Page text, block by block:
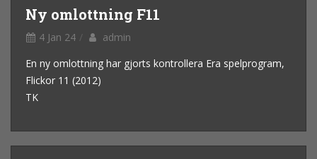
Ny omlottning F11
4 Jan 24
admin
En ny omlottning har gjorts kontrollera Era spelprogram,
Flickor 11 (2012)
TK